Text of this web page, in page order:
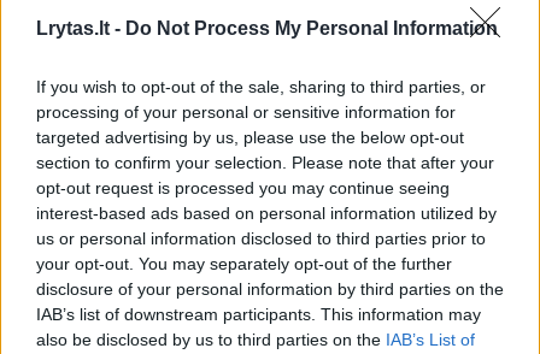
Lrytas.lt - Do Not Process My Personal Information
If you wish to opt-out of the sale, sharing to third parties, or
processing of your personal or sensitive information for
targeted advertising by us, please use the below opt-out
section to confirm your selection. Please note that after your
opt-out request is processed you may continue seeing
interest-based ads based on personal information utilized by
us or personal information disclosed to third parties prior to
your opt-out. You may separately opt-out of the further
disclosure of your personal information by third parties on the
IAB’s list of downstream participants. This information may
also be disclosed by us to third parties on the IAB’s List of
Žiūrimiausi įrašai
00:00:30
Vaizdai iš tragiškos avarijos Vilniaus r.: dviejų moterų ir
vaiko gyvybių išgelbėti nepavyko